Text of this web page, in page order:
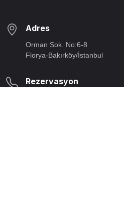
Adres
Orman Sok. No:6-8
Florya-Bakırköy/İstanbul
Rezervasyon